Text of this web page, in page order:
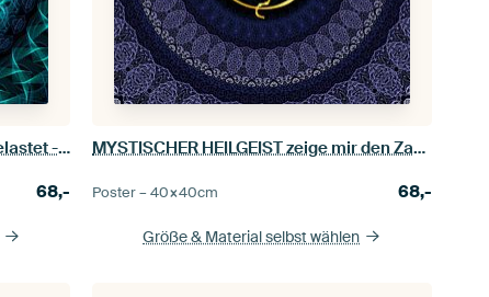
Ich lasse los von Allem was mich belastet - EL'GOTSHA
68,-
MYSTISCHER HEILGEIST zeige mir den Zauber
Poster –40×40cm 68,-
Größe & Material selbst wählen